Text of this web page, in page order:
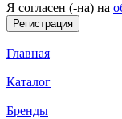
Я согласен (-на) на
Главная
Каталог
Бренды